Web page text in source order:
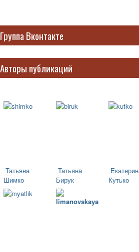
Группа Вконтакте
Авторы публикаций
Татьяна
Шимко
Татьяна
Бирук
Кутько